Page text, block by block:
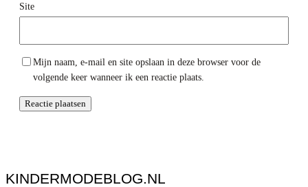
Site
Mijn naam, e-mail en site opslaan in deze browser voor de
volgende keer wanneer ik een reactie plaats.
KINDERMODEBLOG.NL